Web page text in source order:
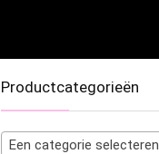
Productcategorieën
Een categorie selecteren